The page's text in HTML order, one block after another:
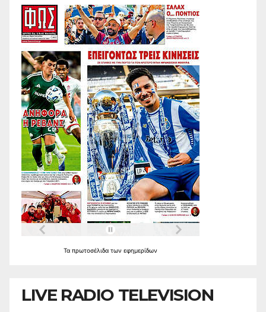
Τα πρωτοσέλιδα των εφημερίδων
LIVE RADIO TELEVISION